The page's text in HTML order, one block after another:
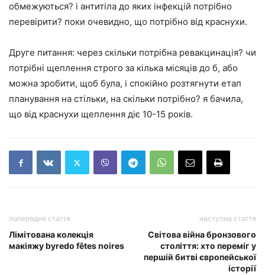
обмежуються? і антитіла до яких інфекцій потрібно
перевірити? поки очевидно, що потрібно від краснухи.
Друге питання: через скільки потрібна ревакцинація? чи
потрібні щеплення строго за кілька місяців до б, або
можна зробити, щоб була, і спокійно розтягнути етап
планування на стільки, на скільки потрібно? я бачила,
що від краснухи щеплення діє 10-15 років.
попередня стаття
Лімітована колекція
макіяжу byredo fêtes noires
наступна стаття
Світова війна бронзового
століття: хто переміг у
першій битві європейської
історії